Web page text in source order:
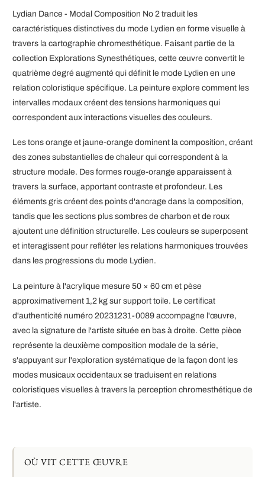
Lydian Dance - Modal Composition No 2 traduit les
caractéristiques distinctives du mode Lydien en forme visuelle à
travers la cartographie chromesthétique. Faisant partie de la
collection Explorations Synesthétiques, cette œuvre convertit le
quatrième degré augmenté qui définit le mode Lydien en une
relation coloristique spécifique. La peinture explore comment les
intervalles modaux créent des tensions harmoniques qui
correspondent aux interactions visuelles des couleurs.
Les tons orange et jaune-orange dominent la composition, créant
des zones substantielles de chaleur qui correspondent à la
structure modale. Des formes rouge-orange apparaissent à
travers la surface, apportant contraste et profondeur. Les
éléments gris créent des points d'ancrage dans la composition,
tandis que les sections plus sombres de charbon et de roux
ajoutent une définition structurelle. Les couleurs se superposent
et interagissent pour refléter les relations harmoniques trouvées
dans les progressions du mode Lydien.
La peinture à l'acrylique mesure 50 × 60 cm et pèse
approximativement 1,2 kg sur support toile. Le certificat
d'authenticité numéro 20231231-0089 accompagne l'œuvre,
avec la signature de l'artiste située en bas à droite. Cette pièce
représente la deuxième composition modale de la série,
s'appuyant sur l'exploration systématique de la façon dont les
modes musicaux occidentaux se traduisent en relations
coloristiques visuelles à travers la perception chromesthétique de
l'artiste.
OÙ VIT CETTE ŒUVRE